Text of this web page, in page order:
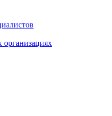
организациях